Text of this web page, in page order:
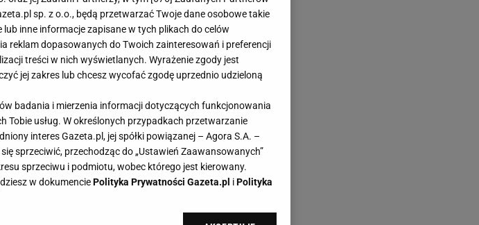
sp. z o.o., będą przetwarzać Twoje dane osobowe takie
inne informacje zapisane w tych plikach do celów
reklam dopasowanych do Twoich zainteresowań i preferencji
treści w nich wyświetlanych. Wyrażenie zgody jest
jej zakres lub chcesz wycofać zgodę uprzednio udzieloną
badania i mierzenia informacji dotyczących funkcjonowania
Tobie usług. W określonych przypadkach przetwarzanie
interes Gazeta.pl, jej spółki powiązanej – Agora S.A. –
sprzeciwić, przechodząc do „Ustawień Zaawansowanych”
sprzeciwu i podmiotu, wobec którego jest kierowany.
w dokumenciePolityka Prywatności Gazeta.pl iPolityka